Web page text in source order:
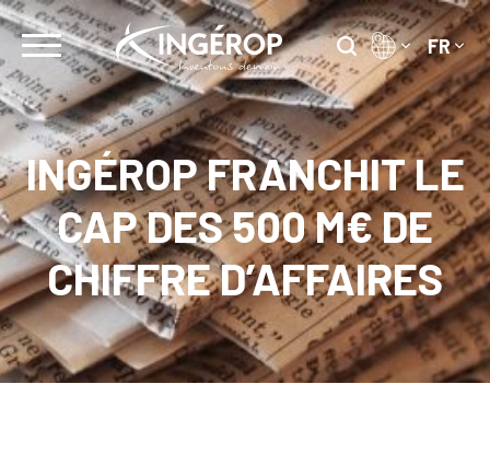
Skip
to
content
FR
INGÉROP FRANCHIT LE
CAP DES 500 M€ DE
CHIFFRE D’AFFAIRES